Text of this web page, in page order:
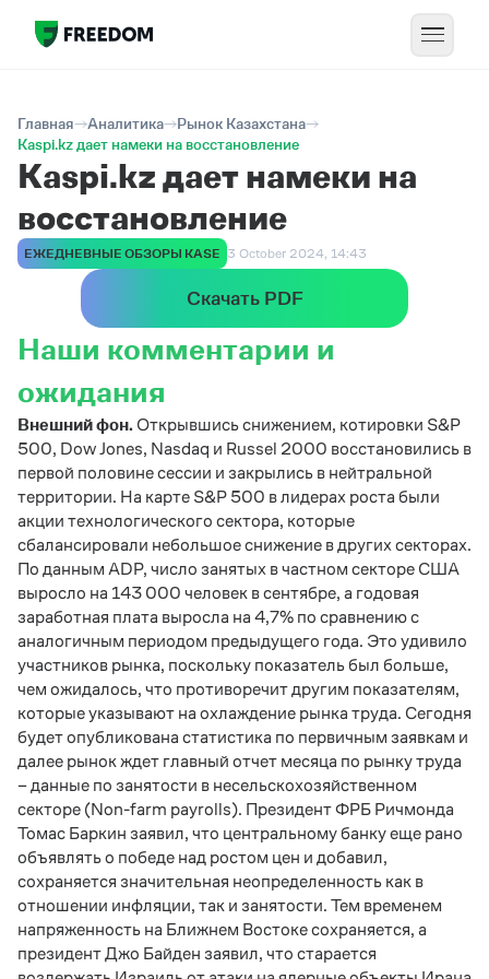
Главная Аналитика
Рынок Казахстана
Kaspi.kz дает намеки на восстановление
Kaspi.kz дает намеки на
восстановление
ЕЖЕДНЕВНЫЕ ОБЗОРЫ KASE 3 October 2024, 14:43
Скачать PDF
Наши комментарии и
ожидания
Внешний фон. Открывшись снижением, котировки S&P
500, Dow Jones, Nasdaq и Russel 2000 восстановились в
первой половине сессии и закрылись в нейтральной
территории. На карте S&P 500 в лидерах роста были
акции технологического сектора, которые
сбалансировали небольшое снижение в других секторах.
По данным ADP, число занятых в частном секторе США
выросло на 143 000 человек в сентябре, а годовая
заработная плата выросла на 4,7% по сравнению с
аналогичным периодом предыдущего года. Это удивило
участников рынка, поскольку показатель был больше,
чем ожидалось, что противоречит другим показателям,
которые указывают на охлаждение рынка труда. Сегодня
будет опубликована статистика по первичным заявкам и
далее рынок ждет главный отчет месяца по рынку труда
– данные по занятости в несельскохозяйственном
секторе (Non-farm payrolls). Президент ФРБ Ричмонда
Томас Баркин заявил, что центральному банку еще рано
объявлять о победе над ростом цен и добавил,
сохраняется значительная неопределенность как в
отношении инфляции, так и занятости. Тем временем
напряженность на Ближнем Востоке сохраняется, а
президент Джо Байден заявил, что старается